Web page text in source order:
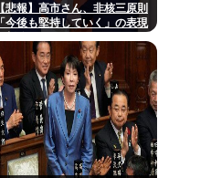
【悲報】高市さん、非核三原則
「今後も堅持していく」の表現